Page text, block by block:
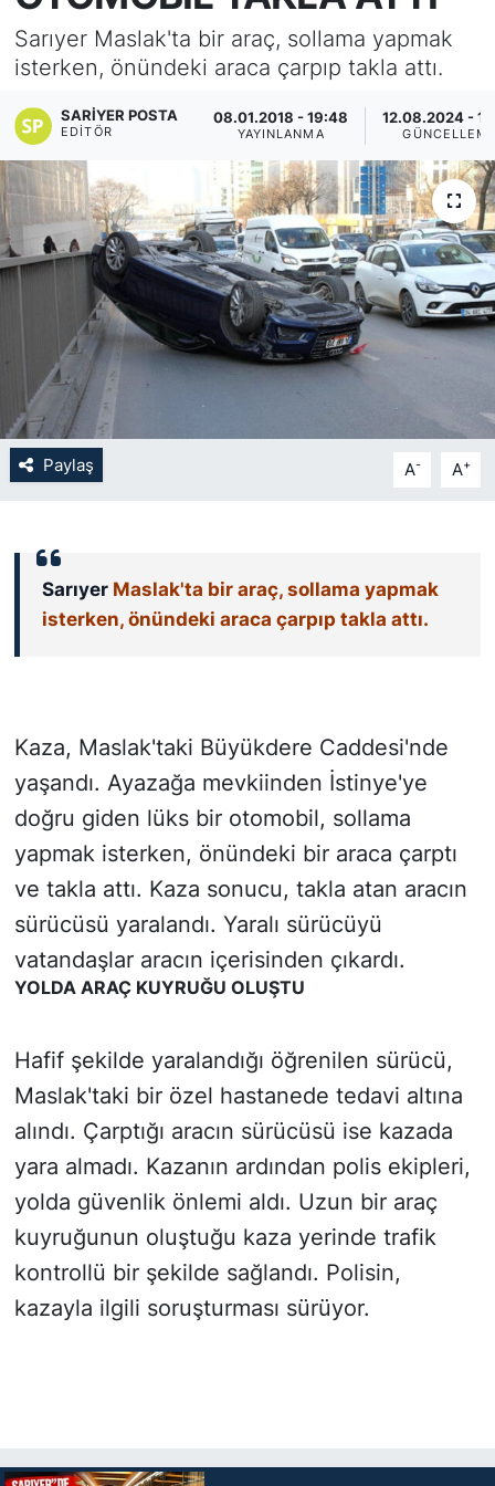
Sarıyer Maslak'ta bir araç, sollama yapmak
isterken, önündeki araca çarpıp takla attı.
SARIYER POSTA
EDITÖR
08.01.2018 - 19:48
YAYINLANMA
12.08.2024 -
Paylaş A- A+
SarıyerMaslak'ta bir araç, sollama yapmak
isterken, önündeki araca çarpıp takla attı.
Kaza, Maslak'taki Büyükdere Caddesi'nde
yaşandı. Ayazağa mevkiinden İstinye'ye
doğru giden lüks bir otomobil, sollama
yapmak isterken, önündeki bir araca çarptı
ve takla attı. Kaza sonucu, takla atan aracın
sürücüsü yaralandı. Yaralı sürücüyü
vatandaşlar aracın içerisinden çıkardı.
YOLDA ARAÇ KUYRUĞU OLUŞTU
Hafif şekilde yaralandığı öğrenilen sürücü,
Maslak'taki bir özel hastanede tedavi altına
alındı. Çarptığı aracın sürücüsü ise kazada
yara almadı. Kazanın ardından polis ekipleri,
yolda güvenlik önlemi aldı. Uzun bir araç
kuyruğunun oluştuğu kaza yerinde trafik
kontrollü bir şekilde sağlandı. Polisin,
kazayla ilgili soruşturması sürüyor.
KÖŞE YAZILARI
MAGAZİN
RÖPORTAJ
SAĞLIK
SARIYER HABERLERİ
SARIYER İMAR BARIŞI
SİYASET
SON DAKİKA HABERİ
TÜRKİYE VE DÜNYA GÜNDEMİ
VİDEO GALERİ
YAŞAM